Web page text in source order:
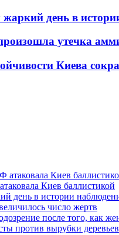
день в
утечка
Киева
Киев баллистикой
день в истории
число жертв
после того, как
против вырубки деревьев